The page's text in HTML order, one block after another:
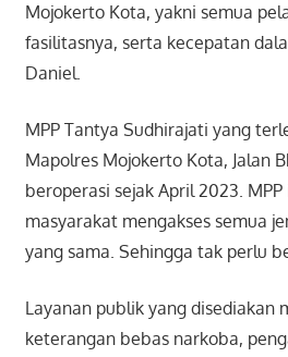
Mojokerto Kota, yakni semua
fasilitasnya, serta kecepatan
Daniel.
MPP Tantya Sudhirajati yang
Mapolres Mojokerto Kota, Jalan
beroperasi sejak April 2023.
masyarakat mengakses semua
yang sama. Sehingga tak perlu
Layanan publik yang disediakan
keterangan bebas narkoba,